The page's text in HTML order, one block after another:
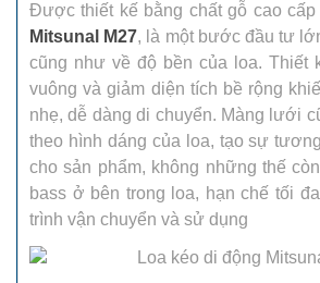
Được thiết kế bằng chất gỗ cao
Mitsunal M27, là một bước đầu tư
cũng như về độ bền của loa. Thiết
vuông và giảm diện tích bề rộng
nhẹ, dễ dàng di chuyển. Màng lưới
theo hình dáng của loa, tạo sự
cho sản phẩm, không những thế
bass ở bên trong loa, hạn chế tối
trình vận chuyển và sử dụng